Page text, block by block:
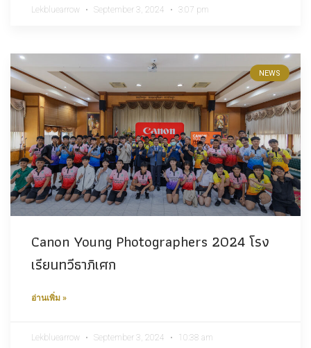
Lekbluearrow September 3, 2024 3:07 pm
NEWS
Canon Young Photographers 2024 โรง
เรียนทวีธาภิเศก
อ่านเพิ่ม »
Lekbluearrow September 3, 2024 10:38 am